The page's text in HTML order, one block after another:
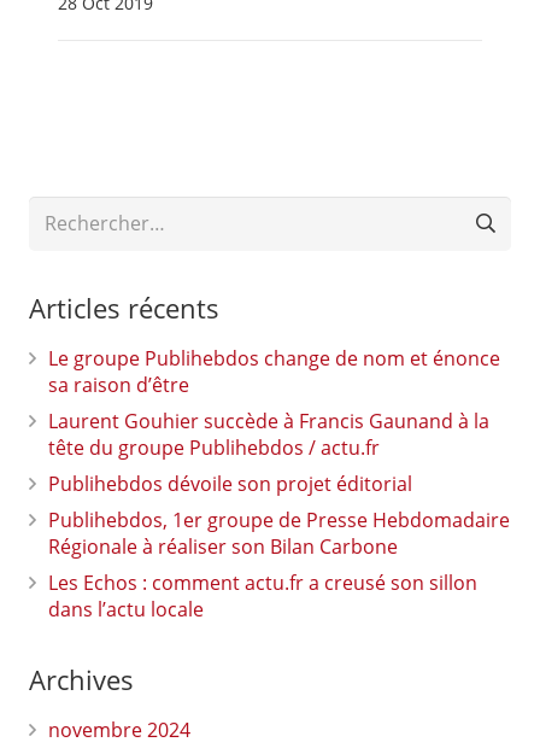
Rechercher :
Articles récents
Le groupe Publihebdos change de nom et énonce
sa raison d’être
Laurent Gouhier succède à Francis Gaunand à la
tête du groupe Publihebdos / actu.fr
Publihebdos dévoile son projet éditorial
Publihebdos, 1er groupe de Presse Hebdomadaire
Régionale à réaliser son Bilan Carbone
Les Echos : comment actu.fr a creusé son sillon
dans l’actu locale
Archives
novembre 2024